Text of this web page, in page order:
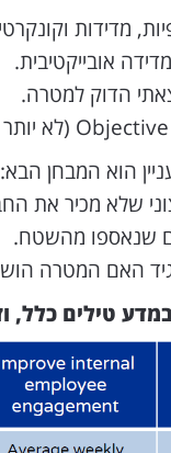
מדידות
אובייקטיבית.
הדוק למטרה.
הוא המבחן הבא:
שנאספו מהשטח.
האם המטרה
טילים